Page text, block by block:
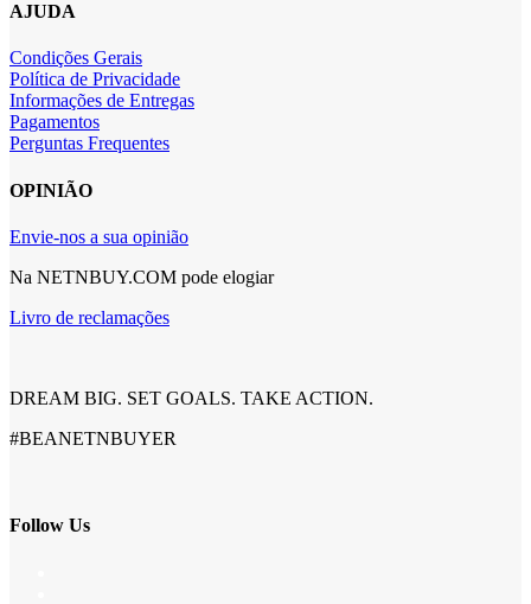
AJUDA
Condições Gerais
Política de Privacidade
Informações de Entregas
Pagamentos
Perguntas Frequentes
OPINIÃO
Envie-nos a sua opinião
Na NETNBUY.COM pode elogiar
Livro de reclamações
DREAM BIG. SET GOALS. TAKE ACTION.
#BEANETNBUYER
Follow Us